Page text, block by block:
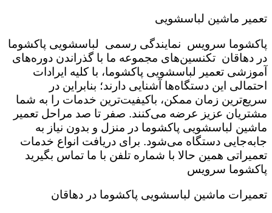
تعمیر ماشین لباسشویی
پاکشوما سرویس نمایندگی رسمی لباسشویی پاکشوما
در دهاقان تکنسین‌های مجموعه ما با گذراندن دوره‌های
آموزشی تعمیر لباسشویی پاکشوما، با کلیه ایرادات
احتمالی این دستگاه‌ها آشنایی دارند؛ بنابراین در
سریع‌ترین زمان ممکن، باکیفیت‌ترین خدمات را به شما
مشتریان عزیز عرضه می‌کنند. صفر تا صد مراحل تعمیر
ماشین لباسشویی پاکشوما در منزل و بدون نیاز به
جابه‌جایی دستگاه می‌شود. برای دریافت انواع خدمات
تعمیراتی همین حالا با شماره تلفن با ما تماس بگیرید
پاکشوما سرویس
تعمیرات ماشین لباسشویی پاکشوما در دهاقان